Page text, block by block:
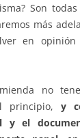
Son
más
en opinión
no
principio, y
y el